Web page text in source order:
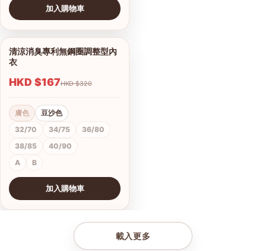
加入購物車
1/9
查看圖片
清涼消臭專利無鋼圈調整型內
衣
HKD $167 HKD $320
膚色
豆沙色
32/70
34/75
36/80
38/85
40/90
A
B
加入購物車
載入更多